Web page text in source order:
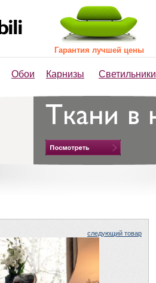
Обои Карнизы Светильники
Гарантия лучшей цены
следующий товар